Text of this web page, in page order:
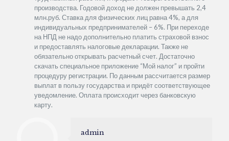
производства. Годовой доход не должен превышать 2,4
млн.руб. Ставка для физических лиц равна 4%, а для
индивидуальных предпринимателей – 6%. При переходе
на НПД не надо дополнительно платить страховой взнос
и предоставлять налоговые декларации. Также не
обязательно открывать расчетный счет. Достаточно
скачать специальное приложение “Мой налог” и пройти
процедуру регистрации. По данным рассчитается размер
выплат в пользу государства и придёт соответствующее
уведомление. Оплата происходит через банковскую
карту.
admin